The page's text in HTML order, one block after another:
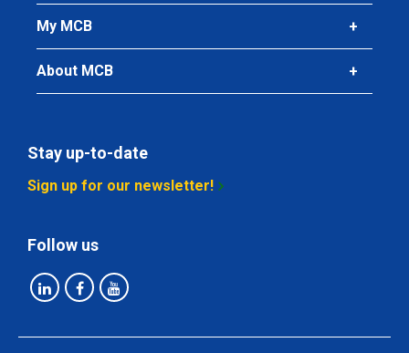
My MCB
About MCB
Stay up-to-date
Sign up for our newsletter!
Follow us